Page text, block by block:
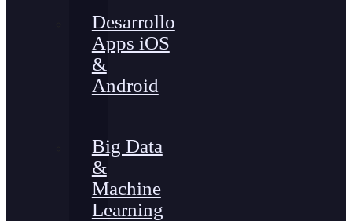
Desarrollo
Apps iOS
&
Android
Big Data
&
Machine
Learning